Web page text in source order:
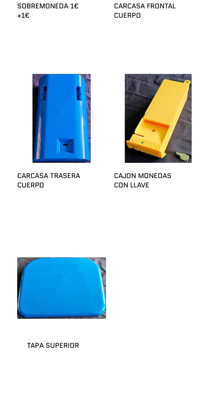
SOBREMONEDA 1€
+1€
CARCASA FRONTAL
CUERPO
CARCASA TRASERA
CUERPO
CAJON MONEDAS
CON LLAVE
TAPA SUPERIOR